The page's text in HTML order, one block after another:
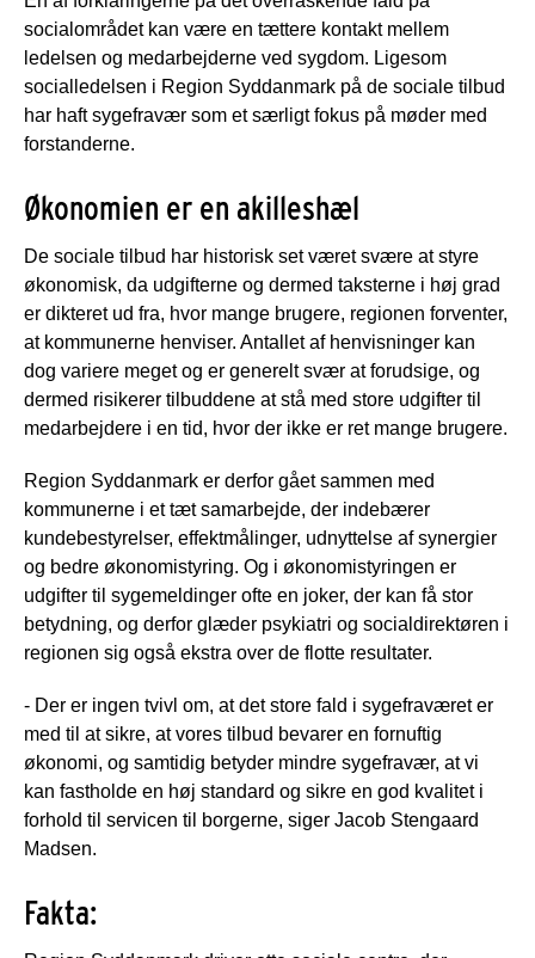
socialområdet kan være en tættere kontakt mellem
ledelsen og medarbejderne ved sygdom. Ligesom
socialledelsen i Region Syddanmark på de sociale tilbud
har haft sygefravær som et særligt fokus på møder med
forstanderne.
Økonomien er en akilleshæl
De sociale tilbud har historisk set været svære at styre
økonomisk, da udgifterne og dermed taksterne i høj grad
er dikteret ud fra, hvor mange brugere, regionen forventer,
at kommunerne henviser. Antallet af henvisninger kan
dog variere meget og er generelt svær at forudsige, og
dermed risikerer tilbuddene at stå med store udgifter til
medarbejdere i en tid, hvor der ikke er ret mange brugere.
Region Syddanmark er derfor gået sammen med
kommunerne i et tæt samarbejde, der indebærer
kundebestyrelser, effektmålinger, udnyttelse af synergier
og bedre økonomistyring. Og i økonomistyringen er
udgifter til sygemeldinger ofte en joker, der kan få stor
betydning, og derfor glæder psykiatri og socialdirektøren i
regionen sig også ekstra over de flotte resultater.
- Der er ingen tvivl om, at det store fald i sygefraværet er
med til at sikre, at vores tilbud bevarer en fornuftig
økonomi, og samtidig betyder mindre sygefravær, at vi
kan fastholde en høj standard og sikre en god kvalitet i
forhold til servicen til borgerne, siger Jacob Stengaard
Madsen.
Fakta: